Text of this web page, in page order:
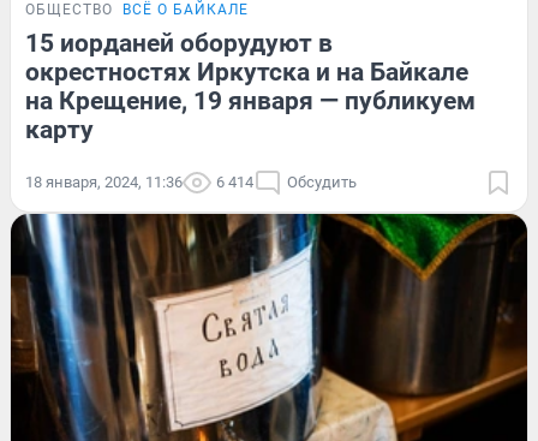
ОБЩЕСТВО ВСЁ О БАЙКАЛЕ
15 иорданей оборудуют в
окрестностях Иркутска и на Байкале
на Крещение, 19 января — публикуем
карту
18 января, 2024, 11:36 6 414 Обсудить